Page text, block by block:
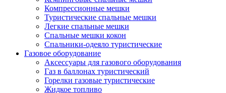
Компрессионные мешки
Туристические спальные мешки
Легкие спальные мешки
Спальные мешки кокон
Спальники-одеяло туристические
Газовое оборудование
Аксессуары для газового оборудования
Газ в баллонах туристический
Горелки газовые туристические
Жидкое топливо